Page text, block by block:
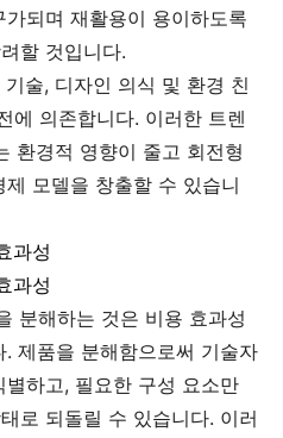
되며 재활용이 용이하도록
할 것입니다.
술, 디자인 의식 및 환경 친
에 의존합니다. 이러한 트렌
환경적 영향이 줄고 회전형
모델을 창출할 수 있습니
과성
과성
분해하는 것은 비용 효과성
제품을 분해함으로써 기술자
하고, 필요한 구성 요소만
로 되돌릴 수 있습니다. 이러